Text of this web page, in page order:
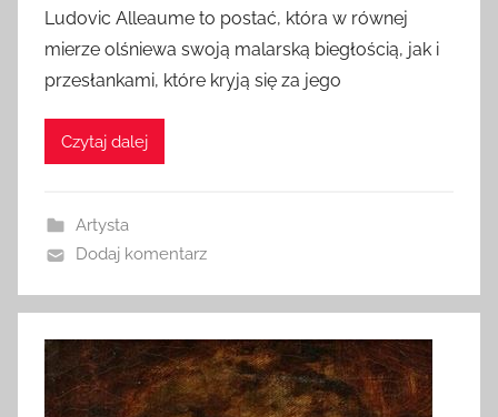
Ludovic Alleaume to postać, która w równej
mierze olśniewa swoją malarską biegłością, jak i
przesłankami, które kryją się za jego
Czytaj dalej
Artysta
Dodaj komentarz